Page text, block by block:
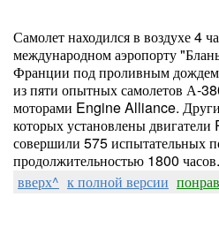
Самолет находился в воздухе 4
международном аэропорту
Франции под проливным
из пяти опытных самолетов А-
моторами Engine Alliance.
которых установлены
совершили 575 испытательных
продолжительностью 1800 часов.
вверх^ к полной версии